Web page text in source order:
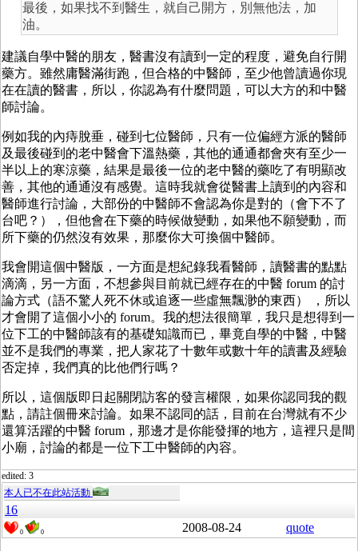
最後，如果找不到醫生，就自己開方，別無他法，加
油。
建議自學中醫的朋友，醫書沒有讀到一定的程度，避免自行開
藥方。雖然庸醫滿街跑，但合格的中醫師，至少他曾讀過你現
在在讀的醫書，所以，你認為有什麼問題，可以大方的和中醫
師討論。
例如我的內痔脫垂，碰到七位醫師，只有一位偏經方派的醫師
及最後碰到的老中醫會下溫熱藥，其他的通通都會夾有至少一
半以上的寒涼藥，結果是最後一位的老中醫的藥吃了有明顯改
善，其他的通通沒有感覺。這時我就會從醫書上讀到的內容和
醫師進行討論，大部份的中醫師不會認為你是對的（會下不了
台吧？），但他會在下藥的時候做變動，如果他不願變動，而
所下藥的仍然沒有效果，那麼你大可換個中醫師。
我會開這個中醫版，一方面是想紀錄我看醫師，讀醫書的點點
滴滴，另一方面，不想參與目前就已經存在的中醫 forum 的討
論方式（語不驚人死不休或追逐一些虛無飄渺的東西） ，所以
才會開了這個小小的 forum。我的想法很簡單，我只是想得到一
位下工的中醫師該有的基礎知識而已，畢竟自學的中醫，中醫
並不是我們的專業，把人家花了十數年或數十年的讀書及經驗
否定掉，我們真的比他們行嗎？
所以，這個版即日起關閉訪客的發言權限，如果你認同我的觀
點，請註個冊來討論。如果不認同的話，目前在台灣就有不少
還算活躍的中醫 forum，那邊才是你能發揮的地方，這裡只是間
小廟，討論的都是一位下工中醫師的內容。
edited: 3
本人已不在此站活動
16
0 0 2008-08-24 quote